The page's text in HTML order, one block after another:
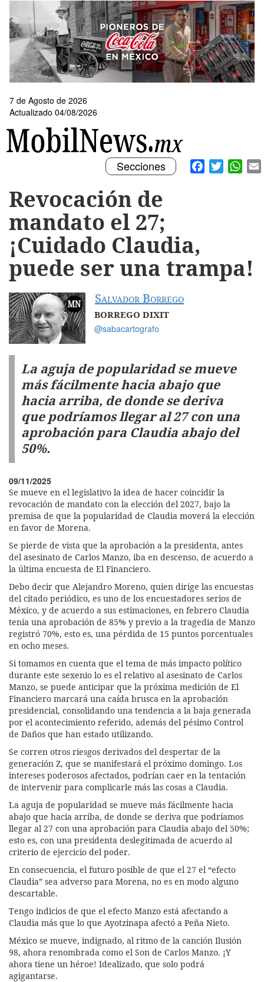
contenido
principal
7 de Agosto de 2026
Actualizado 04/08/2026
Facebook
Twitter
Toggle
navigation
Secciones
Revocación de
mandato el 27;
¡Cuidado Claudia,
puede ser una trampa!
Salvador Borrego
BORREGO DIXIT
@sabacartografo
La aguja de popularidad se mueve
más fácilmente hacia abajo que
hacia arriba, de donde se deriva
que podríamos llegar al 27 con una
aprobación para Claudia abajo del
50%.
09/11/2025
Se mueve en el legislativo la idea de hacer coincidir la
revocación de mandato con la elección del 2027, bajo la
premisa de que la popularidad de Claudia moverá la elección
en favor de Morena.
Se pierde de vista que la aprobación a la presidenta, antes
del asesinato de Carlos Manzo, iba en descenso, de acuerdo a
la última encuesta de El Financiero.
Debo decir que Alejandro Moreno, quien dirige las encuestas
del citado periódico, es uno de los encuestadores serios de
México, y de acuerdo a sus estimaciones, en febrero Claudia
tenía una aprobación de 85% y previo a la tragedia de Manzo
registró 70%, esto es, una pérdida de 15 puntos porcentuales
en ocho meses.
Si tomamos en cuenta que el tema de más impacto político
durante este sexenio lo es el relativo al asesinato de Carlos
Manzo, se puede anticipar que la próxima medición de El
Financiero marcará una caída brusca en la aprobación
presidencial, consolidando una tendencia a la baja generada
por el acontecimiento referido, además del pésimo Control
de Daños que han estado utilizando.
Se corren otros riesgos derivados del despertar de la
generación Z, que se manifestará el próximo domingo. Los
intereses poderosos afectados, podrían caer en la tentación
de intervenir para complicarle más las cosas a Claudia.
La aguja de popularidad se mueve más fácilmente hacia
abajo que hacia arriba, de donde se deriva que podríamos
llegar al 27 con una aprobación para Claudia abajo del 50%;
esto es, con una presidenta deslegitimada de acuerdo al
criterio de ejercicio del poder.
En consecuencia, el futuro posible de que el 27 el “efecto
Claudia” sea adverso para Morena, no es en modo alguno
descartable.
Tengo indicios de que el efecto Manzo está afectando a
Claudia más que lo que Ayotzinapa afectó a Peña Nieto.
México se mueve, indignado, al ritmo de la canción Ilusión
98, ahora renombrada como el Son de Carlos Manzo. ¡Y
ahora tiene un héroe! Idealizado, que solo podrá
agigantarse.